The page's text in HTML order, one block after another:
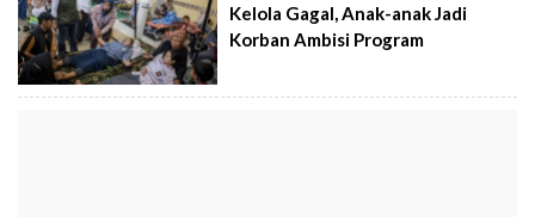
Kelola Gagal, Anak-anak Jadi
Korban Ambisi Program